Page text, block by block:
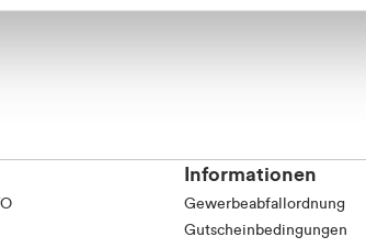
Informationen
Gewerbeabfallordnung
Gutscheinbedingungen